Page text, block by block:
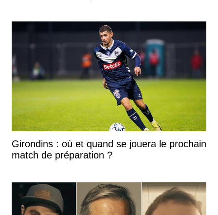
Girondins : où et quand se jouera le prochain
match de préparation ?